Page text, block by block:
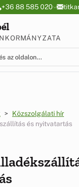
+36 88 585 020
Közszolgálati hír
és nyitvatartás